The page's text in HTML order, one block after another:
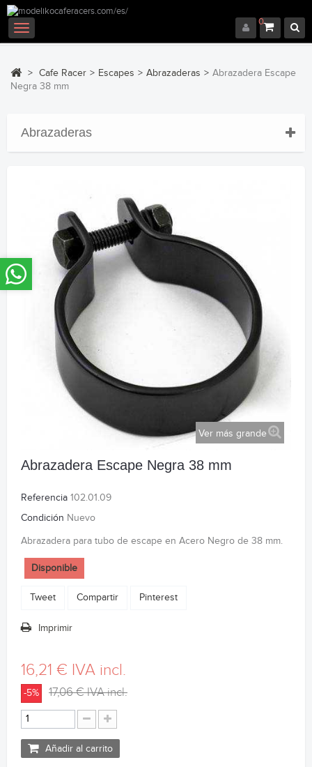
0
Navegación
Toggle
> Cafe Racer > Escapes > Abrazaderas > Abrazadera Escape
Negra 38 mm
Abrazaderas
Ver más grande
Abrazadera Escape Negra 38 mm
Referencia 102.01.09
Condición Nuevo
Abrazadera para tubo de escape en Acero Negro de 38 mm.
Disponible
Tweet Compartir Pinterest
Imprimir
16,21 € IVA incl.
-5% 17,06 €IVA incl.
Añadir al carrito